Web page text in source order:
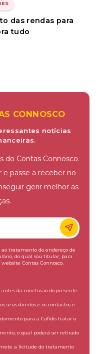
das rendas para
tudo
CONNOSCO
notícias
do Contas Connosco.
passe a receber no
gerir melhor as
tratamento do endereço de
do qual sou titular, para
Contas Connosco.
da conclusão do presente
seus direitos e os contactos e
para a Cofidis tratar o
o qual poderá ser retirado
a licitude do tratamento